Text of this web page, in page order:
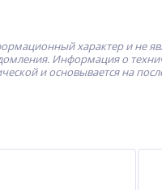
характер и не
Информация о
и основывается на